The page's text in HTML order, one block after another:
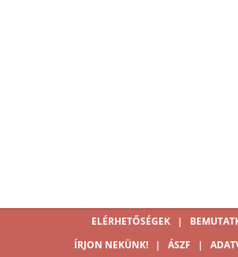
ELÉRHETŐSÉGEK |
ÍRJON NEKÜNK!
| ÁSZF |